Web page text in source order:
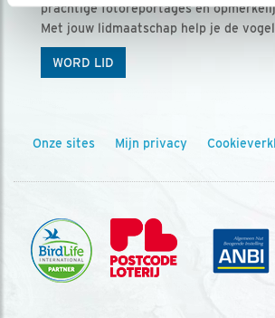
prachtige fotoreportages en
Met jouw lidmaatschap help je de
WORD LID
Onze sites Mijn privacy